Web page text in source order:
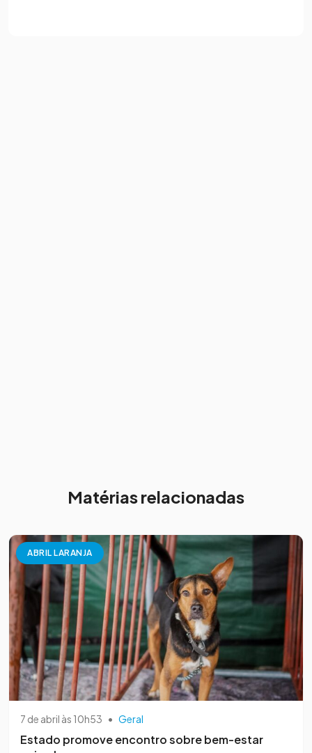
Matérias relacionadas
ABRIL LARANJA
7 de abril às 10h53 • Geral
Estado promove encontro sobre bem-estar